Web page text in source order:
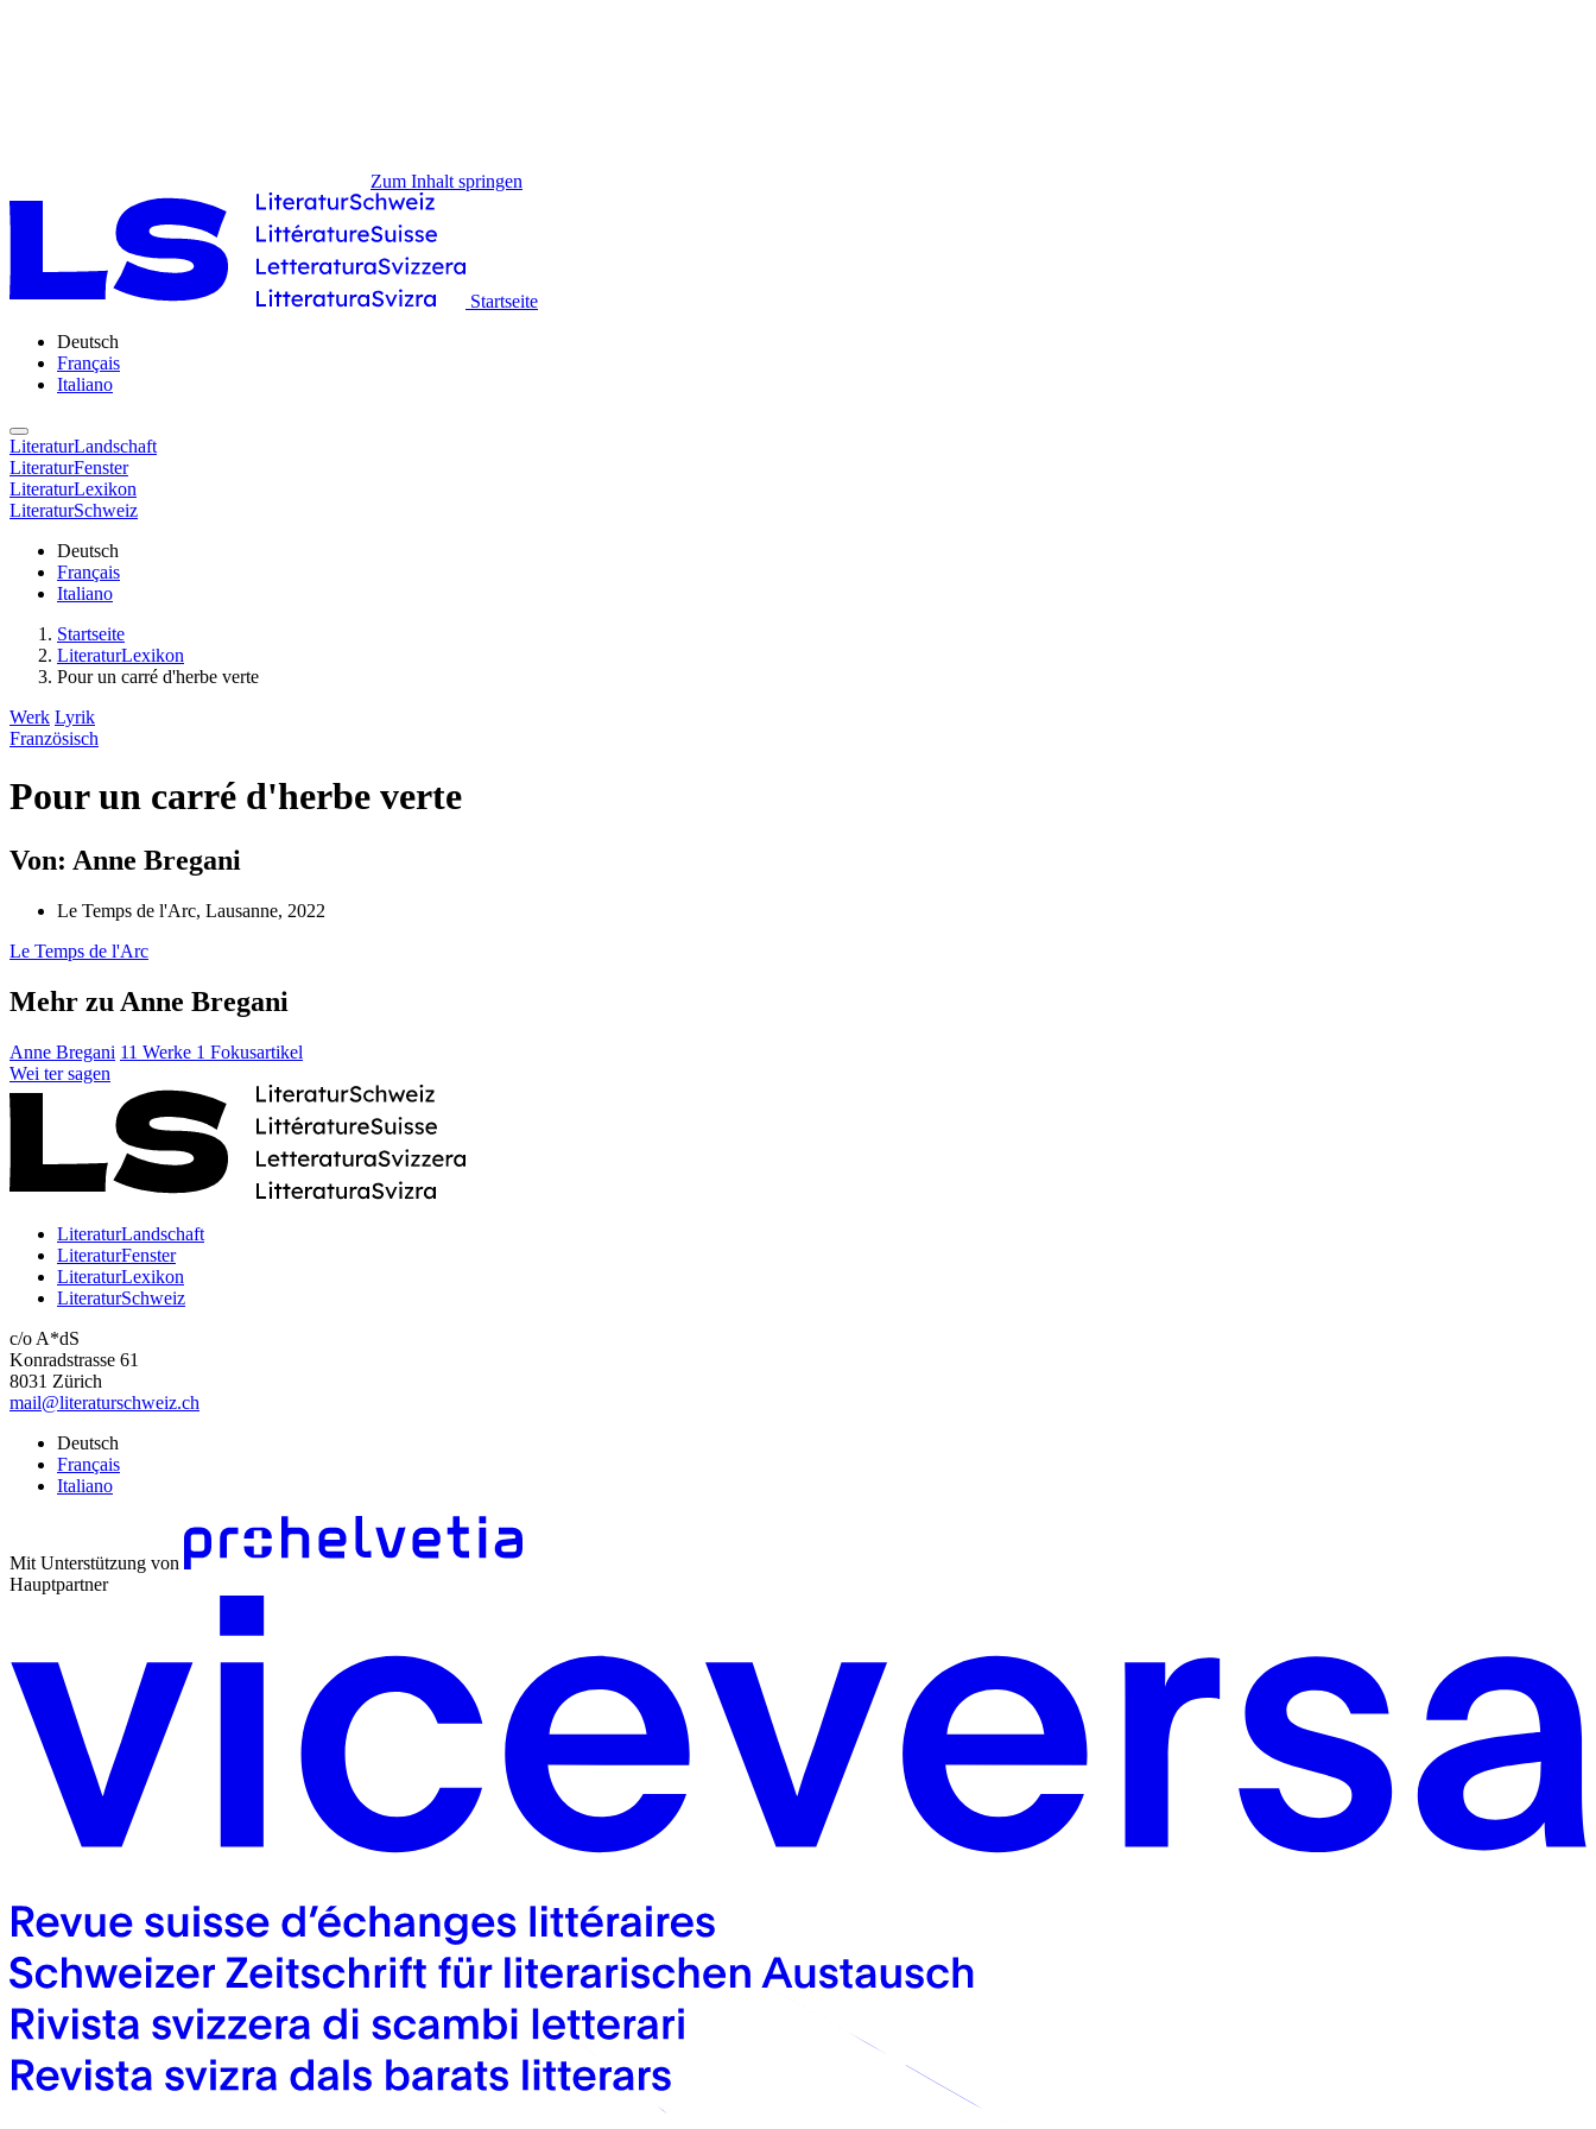
Zum Inhalt springen
Startseite
Deutsch
Français
Italiano
LiteraturLandschaft
LiteraturFenster
LiteraturLexikon
LiteraturSchweiz
Deutsch
Français
Italiano
Startseite
LiteraturLexikon
Pour un carré d'herbe verte
Werk Lyrik
Französisch
Pour un carré d'herbe verte
Von: Anne Bregani
Le Temps de l'Arc, Lausanne, 2022
Le Temps de l'Arc
Mehr zu Anne Bregani
Anne Bregani 11 Werke 1 Fokusartikel
Wei ter sagen
LiteraturLandschaft
LiteraturFenster
LiteraturLexikon
LiteraturSchweiz
c/o A*dS
Konradstrasse 61
8031 Zürich
mail@literaturschweiz.ch
Deutsch
Français
Italiano
Mit Unterstützung von
Hauptpartner